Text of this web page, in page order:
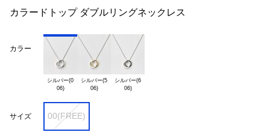
カラードトップ ダブルリングネックレス
カラー
シルバー(0
06)
シルバー(5
06)
シルバー(6
06)
サイズ 00(FREE)